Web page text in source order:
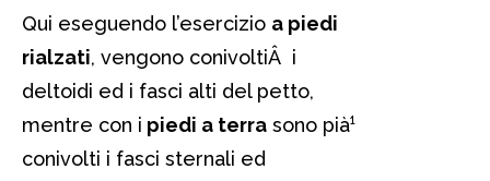
Qui eseguendo l’esercizio a piedi
rialzati, vengono conivoltiÂ i
deltoidi ed i fasci alti del petto,
mentre con i piedi a terra sono pià¹
conivolti i fasci sternali ed